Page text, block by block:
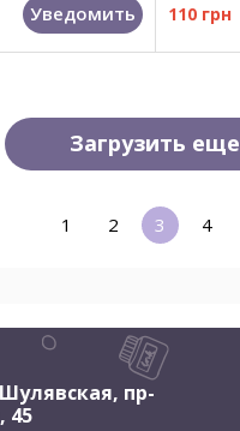
Уведомить 110 грн
Загрузить еще
1 2 3 4
, пр-
45